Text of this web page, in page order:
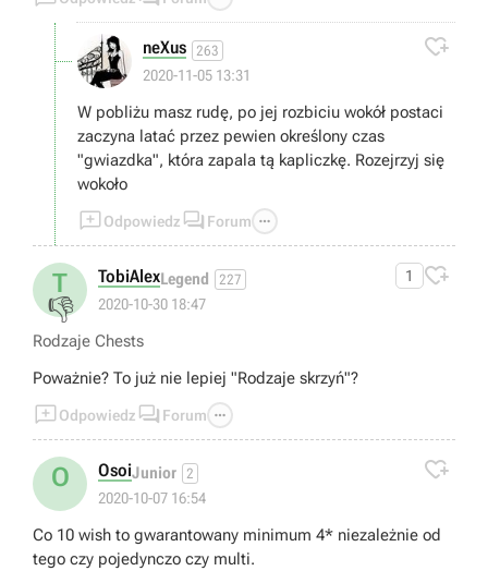
czy portalu xd, mając 50 poziom rankingu mam jeszcze
prawie wszystkie zadania poboczne nieskończone, wiec
jak mi się znudzi latanie bez celu wezmę się za nie xd
Co do postaci, ja gram swoimi ulubionymi, nie ważne czy
są dobrzy w walce czy nie, moją sprawiać przyjemność w
rozgrywce, to ja mam być przekoxszony w grze a nie oni
neXus 263
2020-11-05 13:31

W pobliżu masz rudę, po jej rozbiciu wokół postaci
zaczyna latać przez pewien określony czas
"gwiazdka", która zapala tą kapliczkę. Rozejrzyj się
wokoło
Odpowiedz  Forum 
T
👎
TobiAlexLegend 227
2020-10-30 18:47
1 
Rodzaje Chests
Poważnie? To już nie lepiej "Rodzaje skrzyń"?
Odpowiedz  Forum 
O OsoiJunior 2
2020-10-07 16:54

Co 10 wish to gwarantowany minimum 4* niezależnie od
tego czy pojedynczo czy multi.